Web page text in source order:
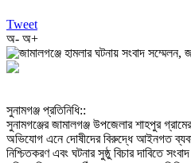
Tweet
অ- অ+
‎সুনামগঞ্জ প্রতিনিধি::
‎সুনামগঞ্জের জামালগঞ্জ উপজেলার শাহপুর
অভিযোগ এনে দোষীদের বিরুদ্ধে আইনগত
নিশ্চিতকরণ এবং ঘটনার সুষ্ঠু বিচার দাবিতে